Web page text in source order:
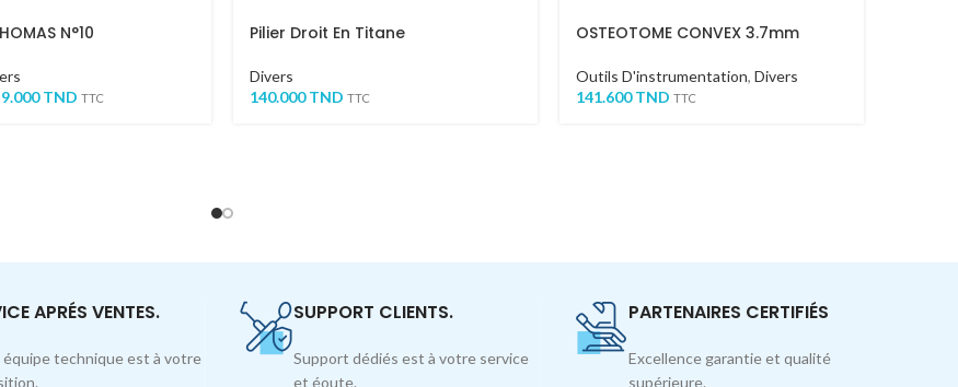
N°10
9.000TND TTC
Pilier Droit En Titane
Divers
140.000TND TTC
OSTEOTOME CONVEX 3.7mm
Outils D'instrumentation, Divers
141.600TND TTC
APRÉS VENTES.
technique est à votre
SUPPORT CLIENTS.
Support dédiés est à votre service
et éoute.
PARTENAIRES CERTIFIÉS
Excellence garantie et qualité
supérieure.